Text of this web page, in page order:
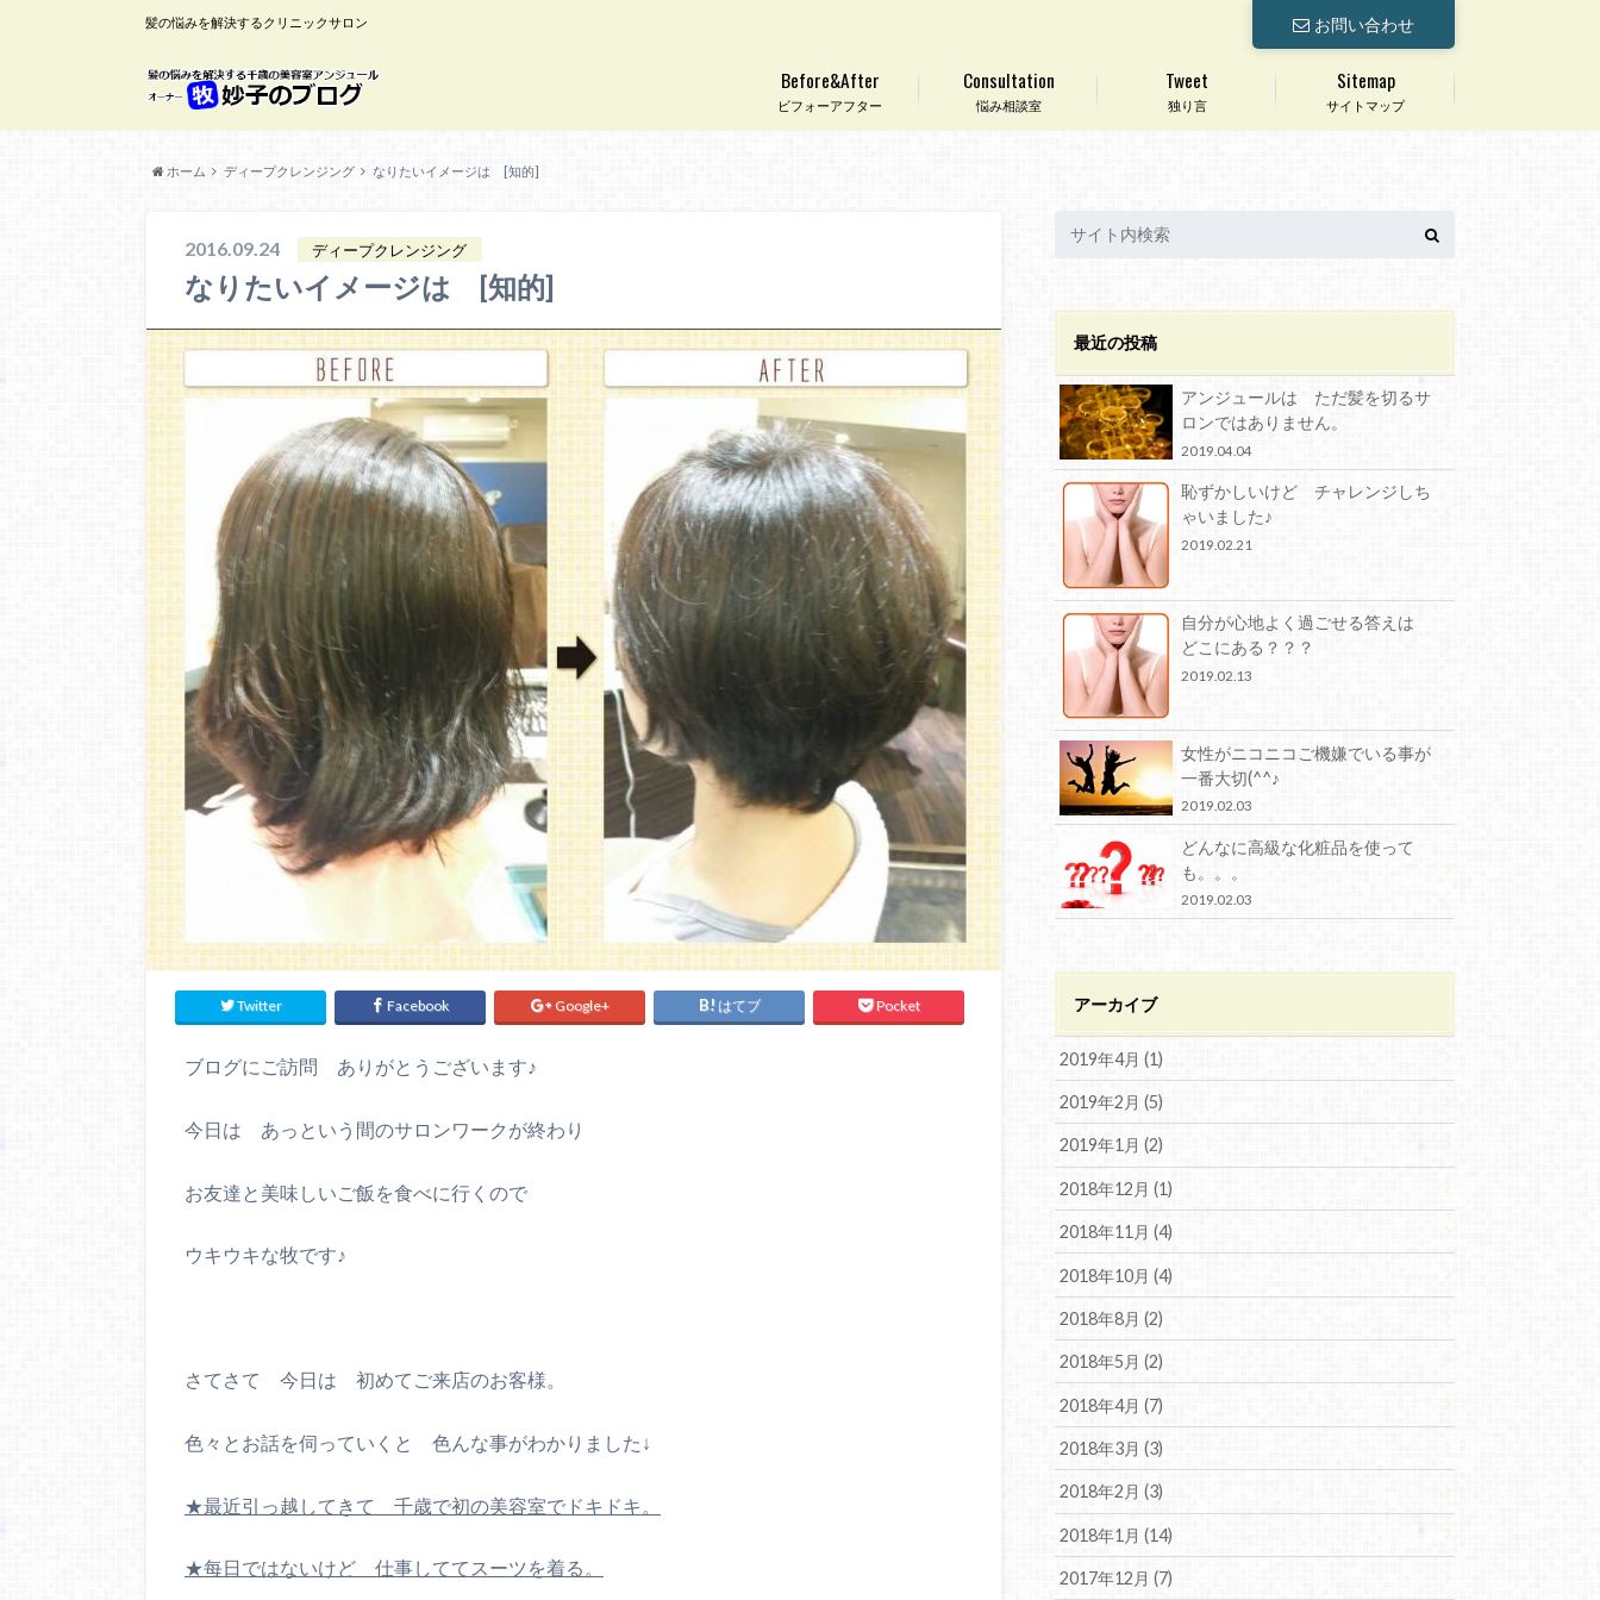
髪の悩みを解決するクリニックサロン お問い合わせ
ビフォーアフター
Before&After
悩み相談室
Consultation
独り言
Tweet
サイトマップ
Sitemap
ホーム ディープクレンジング なりたいイメージは [知的]
2016.09.24 ディープクレンジング
なりたいイメージは [知的]
Twitter Facebook Google+ はてブ Pocket
ブログにご訪問 ありがとうございます♪
今日は あっという間のサロンワークが終わり
お友達と美味しいご飯を食べに行くので
ウキウキな牧です♪
さてさて 今日は 初めてご来店のお客様。
色々とお話を伺っていくと 色んな事がわかりました↓
★最近引っ越してきて 千歳で初の美容室でドキドキ。
★每日ではないけど 仕事しててスーツを着る。
最近の投稿
アンジュールは ただ髪を切るサ
ロンではありません。
2019.04.04
恥ずかしいけど チャレンジしち
ゃいました♪
2019.02.21
自分が心地よく過ごせる答えは
どこにある？？？
2019.02.13
女性がニコニコご機嫌でいる事が
一番大切(^^♪
2019.02.03
どんなに高級な化粧品を使って
も。。。
2019.02.03
アーカイブ
2019年4月 (1)
2019年2月 (5)
2019年1月 (2)
2018年12月 (1)
2018年11月 (4)
2018年10月 (4)
2018年8月 (2)
2018年5月 (2)
2018年4月 (7)
2018年3月 (3)
2018年2月 (3)
2018年1月 (14)
2017年12月 (7)